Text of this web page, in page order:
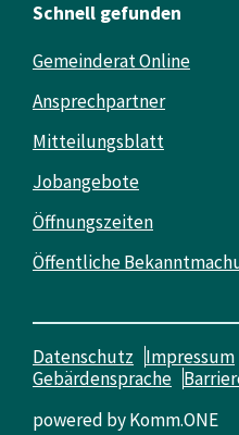
Schnell gefunden
Gemeinderat Online
Ansprechpartner
Mitteilungsblatt
Jobangebote
Öffnungszeiten
Öffentliche
Datenschutz Impressum
Gebärdensprache
powered byKomm.ONE